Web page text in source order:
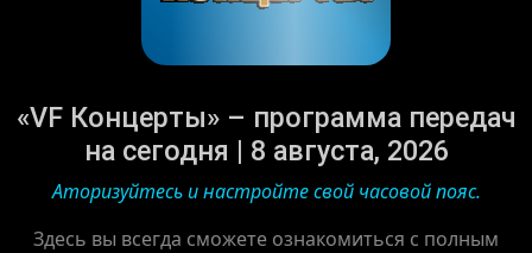
«VF Концерты» – программа передач
на сегодня | 8 августа, 2026
Аторизуйтесь и настройте свой часовой пояс.
Здесь вы всегда сможете ознакомиться с полным